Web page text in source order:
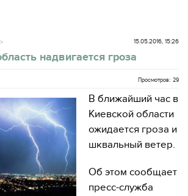
15.05.2016, 15:26
надвигается гроза
Просмотров: 29
В ближайший час в
Киевской области
ожидается гроза и
шквальный ветер.
Об этом сообщает
пресс-служба